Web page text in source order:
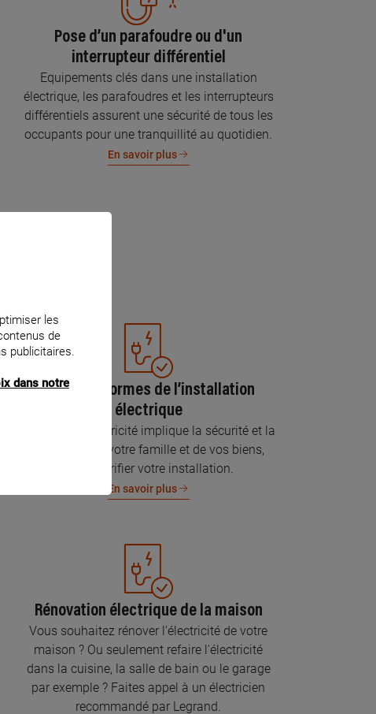
Pose d’un parafoudre ou d'un
interrupteur différentiel
Equipements clés dans une installation
électrique, les parafoudres et les interrupteurs
différentiels assurent une sécurité de tous les
occupants pour une tranquillité au quotidien.
En savoir plus
Mise aux normes de l’installation
électrique
Parce que l’électricité implique la sécurité et la
protection de votre famille et de vos biens,
faites vérifier votre installation.
En savoir plus
Rénovation électrique de la maison
Vous souhaitez rénover l'électricité de votre
maison ? Ou seulement refaire l'électricité
dans la cuisine, la salle de bain ou le garage
par exemple ? Faites appel à un électricien
recommandé par Legrand.
les
de
publicitaires.
dans notre